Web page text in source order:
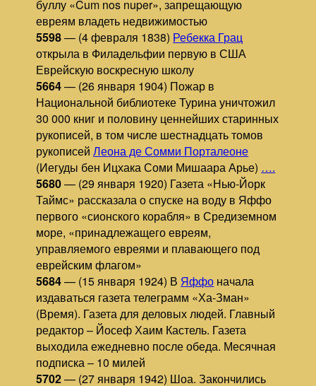
буллу «Cum nos nuper», запрещающую
евреям владеть недвижимостью
5598— (4 февраля 1838) Ребекка Грац
открыла в Филадельфии первую в США
Еврейскую воскресную школу
5664— (26 января 1904) Пожар в
Национальной библиотеке Турина уничтожил
30 000 книг и половину ценнейших старинных
рукописей, в том числе шестнадцать томов
рукописейЛеона де Сомми Порталеоне
(Иегуды бен Ицхака Соми Мишаара Арье) ….
5680— (29 января 1920) Газета «Нью-Йорк
Таймс» рассказала о спуске на воду в Яффо
первого «сионского корабля» в Средиземном
море, «принадлежащего евреям,
управляемого евреями и плавающего под
еврейским флагом»
5684— (15 января 1924) В Яффо начала
издаваться газета телеграмм «Ха-Зман»
(Время). Газета для деловых людей. Главный
редактор – Йосеф Хаим Кастель. Газета
выходила ежедневно после обеда. Месячная
подписка – 10 милей
5702— (27 января 1942) Шоа. Закончились